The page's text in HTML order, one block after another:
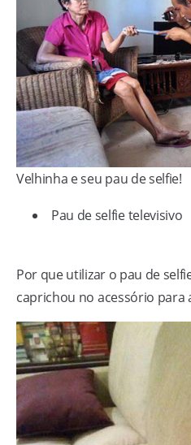
Velhinha e seu pau de selfie!
Pau de selfie televisivo
Por que utilizar o pau de
caprichou no acessório para